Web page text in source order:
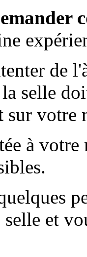
de
selle
sur votre
à
et